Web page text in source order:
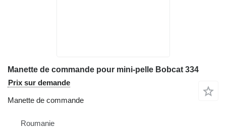
Manette de commande pour mini-pelle Bobcat 334
Prix sur demande
Manette de commande
Roumanie